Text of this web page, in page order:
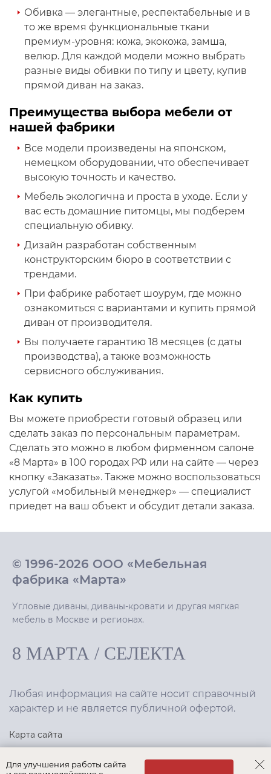
Обивка — элегантные, респектабельные и в
то же время функциональные ткани
премиум-уровня: кожа, экокожа, замша,
велюр. Для каждой модели можно выбрать
разные виды обивки по типу и цвету, купив
прямой диван на заказ.
Преимущества выбора мебели от
нашей фабрики
Все модели произведены на японском,
немецком оборудовании, что обеспечивает
высокую точность и качество.
Мебель экологична и проста в уходе. Если у
вас есть домашние питомцы, мы подберем
специальную обивку.
Дизайн разработан собственным
конструкторским бюро в соответствии с
трендами.
При фабрике работает шоурум, где можно
ознакомиться с вариантами и купить прямой
диван от производителя.
Вы получаете гарантию 18 месяцев (с даты
производства), а также возможность
сервисного обслуживания.
Как купить
Вы можете приобрести готовый образец или
сделать заказ по персональным параметрам.
Сделать это можно в любом фирменном салоне
«8 Марта» в 100 городах РФ или на сайте — через
кнопку «Заказать». Также можно воспользоваться
услугой «мобильный менеджер» — специалист
приедет на ваш объект и обсудит детали заказа.
© 1996-2026 ООО «Мебельная
фабрика «Марта»
Угловые диваны, диваны-кровати и другая мягкая
мебель в Москве и регионах.
8 МАРТА / СЕЛЕКТА
Любая информация на сайте носит справочный
характер и не является публичной офертой.
Карта сайта
Политика конфиденциальности
Для улучшения работы сайта